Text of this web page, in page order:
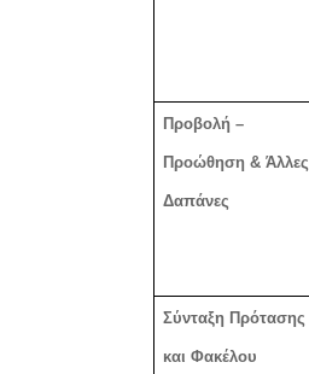
Προβολή –
Προώθηση & Άλλες
Δαπάνες
Σύνταξη Πρότασης
και Φακέλου